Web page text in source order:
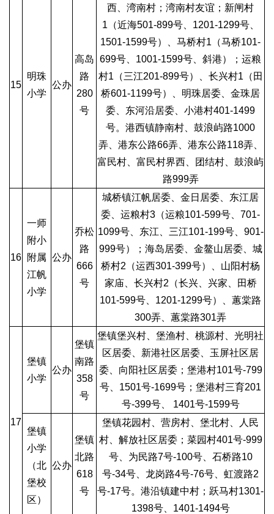
15
明珠
小学
公办
高岛
路
280
号
西、湾南村；湾南村友谊；新闸村
1（近海501-899号、1201-1299号、
1501-1599号）、马桥村1（马桥101-
699号、1001-1599号、斜港）；运粮
村1（三江201-899号）、长兴村1（田
桥601-1199号）、明珠居委、金珠居
委、东河沿居委、小港村401-1499
号。港西镇静南村、鼓浪屿路1000
弄、港东公路66弄、港东公路118弄、
富民村、富民村界西、团结村、鼓浪屿
路999弄
16
一师
附小
附属
江帆
小学
公办
乔松
路
666
号
城桥镇江帆居委、金日居委、东江居
委、运粮村3（运粮101-599号、701-
1099号、东江、三江101-199号、901-
999号）；海岛居委、金鳌山居委、城
桥村2（运西301-399号）、山阳村杨
家庙、长兴村2（长兴、兴家、田桥
101-599号、1201-1299号）、蕙棠路
300弄、蕙棠路301弄
17
堡镇
小学
公办
堡镇
南路
358
号
堡镇堡兴村、堡渔村、桃源村、光明社
区居委、新港社区居委、玉屏社区居
委、向阳社区居委；堡港村101号-799
号、1501号-1699号；堡港村三育201
号-399号、 1401号-1599号
堡镇
小学
（北
堡校
区）
公办
堡镇
北路
618
号
堡镇花园村、营房村、堡北村、人民
村、解放社区居委；菜园村401号-999
号、为民路7号-100号、石桥路10
号-34号、龙岗路4号-76号、虹渡路2
号-17号。港沿镇建中村；跃马村1301-
1398号、1401-1494号